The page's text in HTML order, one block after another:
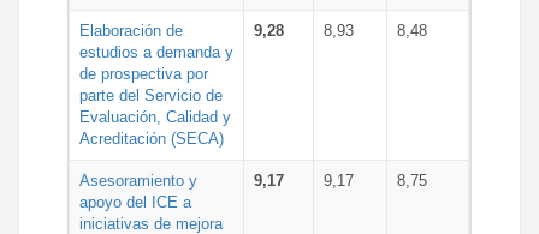
Elaboración de
estudios a demanda y
de prospectiva por
parte del Servicio de
Evaluación, Calidad y
Acreditación (SECA)
9,28 8,93 8,48
Asesoramiento y
apoyo del ICE a
iniciativas de mejora
9,17 9,17 8,75